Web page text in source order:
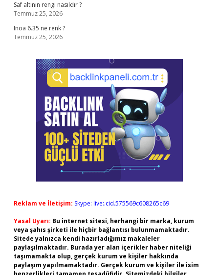
Saf altının rengi nasıldır ?
Temmuz 25, 2026
Inoa 6.35 ne renk ?
Temmuz 25, 2026
Reklam ve İletişim: Skype: live:.cid.575569c608265c69
Yasal Uyarı: Bu internet sitesi, herhangi bir marka, kurum
veya şahıs şirketi ile hiçbir bağlantısı bulunmamaktadır.
Sitede yalnızca kendi hazırladığımız makaleler
paylaşılmaktadır. Burada yer alan içerikler haber niteliği
taşımamakta olup, gerçek kurum ve kişiler hakkında
paylaşım yapılmamaktadır. Gerçek kurum ve kişiler ile isim